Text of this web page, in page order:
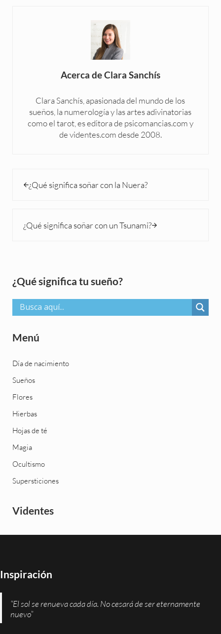
Acerca deClara Sanchís
Clara Sanchís, apasionada del mundo de los
sueños, la numerología y las artes adivinatorias
como el tarot, es editora de psicomancias.com y
de videntes.com desde 2008.
¿Qué significa soñar con la Nuera?
¿Qué significa soñar con un Tsunami?
Sidebar
¿Qué significa tu sueño?
Menú
Día de nacimiento
Sueños
Flores
Hierbas
Hojas de té
Magia
Ocultismo
Supersticiones
Videntes
Inspiración
“El sol se renueva cada día. No cesará de ser eternamente
nuevo”